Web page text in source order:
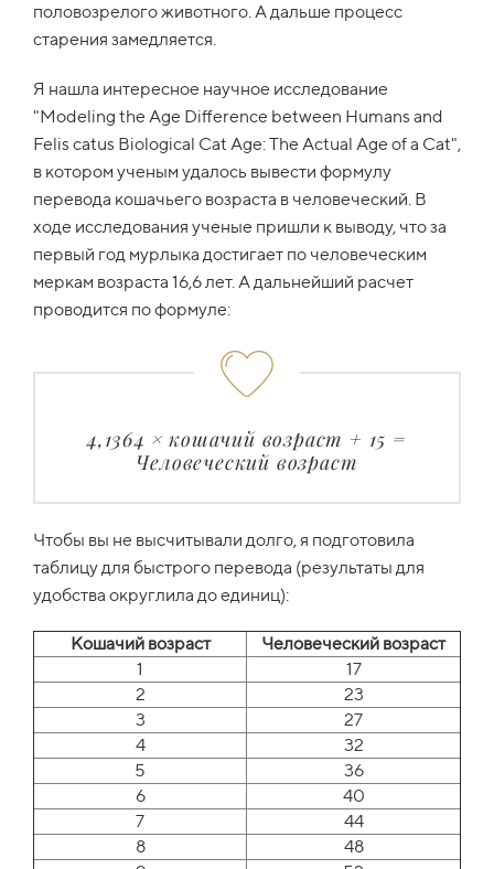
половозрелого животного. А дальше процесс
старения замедляется.
Я нашла интересное научное исследование
"Modeling the Age Difference between Humans and
Felis catus Biological Cat Age: The Actual Age of a Cat",
в котором ученым удалось вывести формулу
перевода кошачьего возраста в человеческий. В
ходе исследования ученые пришли к выводу, что за
первый год мурлыка достигает по человеческим
меркам возраста 16,6 лет. А дальнейший расчет
проводится по формуле:
4,1364 × кошачий возраст + 15 =
Человеческий возраст
Чтобы вы не высчитывали долго, я подготовила
таблицу для быстрого перевода (результаты для
удобства округлила до единиц):
Кошачий возраст
Человеческий возраст
1
17
2
23
3
27
4
32
5
36
6
40
7
44
8
48